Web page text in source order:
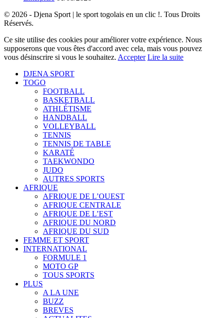
© 2026 - Djena Sport | le sport togolais en un clic !. Tous Droits
Réservés.
Ce site utilise des cookies pour améliorer votre expérience. Nous
supposerons que vous êtes d'accord avec cela, mais vous pouvez
vous désinscrire si vous le souhaitez. Accepter Lire la suite
DJENA SPORT
TOGO
FOOTBALL
BASKETBALL
ATHLÉTISME
HANDBALL
VOLLEYBALL
TENNIS
TENNIS DE TABLE
KARATÉ
TAEKWONDO
JUDO
AUTRES SPORTS
AFRIQUE
AFRIQUE DE L’OUEST
AFRIQUE CENTRALE
AFRIQUE DE L’EST
AFRIQUE DU NORD
AFRIQUE DU SUD
FEMME ET SPORT
INTERNATIONAL
FORMULE 1
MOTO GP
TOUS SPORTS
PLUS
A LA UNE
BUZZ
BREVES